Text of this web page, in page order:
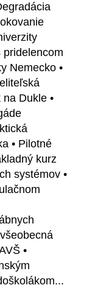
pridelencom
Nemecko •
Dukle •
• Pilotné
kurz
systémov •
•